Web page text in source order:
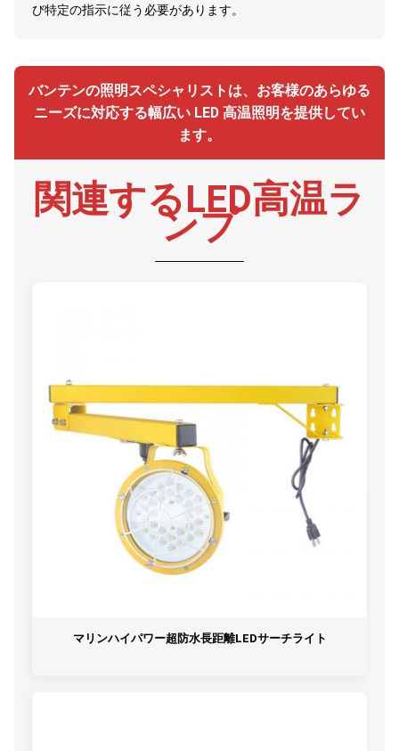
び特定の指示に従う必要があります。
バンテンの照明スペシャリストは、お客様のあらゆる
ニーズに対応する幅広い LED 高温照明を提供してい
ます。
関連するLED高温ラ
ンプ
マリンハイパワー超防水長距離LEDサーチライト